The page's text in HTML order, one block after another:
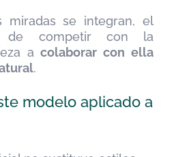
miradas se integran, el
de competir con la
acolaborar con ella
.
modelo aplicado a